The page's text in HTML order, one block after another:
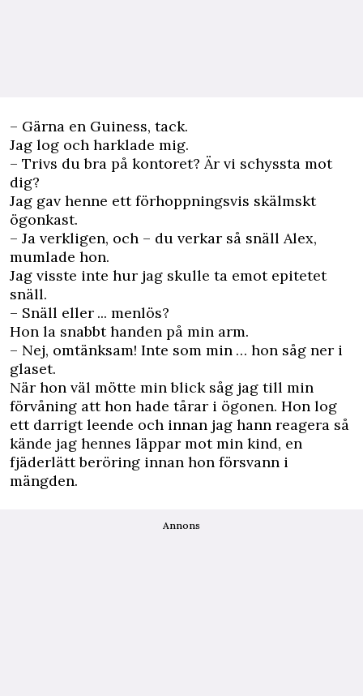
– Gärna en Guiness, tack.
Jag log och harklade mig.
– Trivs du bra på kontoret? Är vi schyssta mot
dig?
Jag gav henne ett förhoppningsvis skälmskt
ögonkast.
– Ja verkligen, och – du verkar så snäll Alex,
mumlade hon.
Jag visste inte hur jag skulle ta emot epitetet
snäll.
– Snäll eller ... menlös?
Hon la snabbt handen på min arm.
– Nej, omtänksam! Inte som min … hon såg ner i
glaset.
När hon väl mötte min blick såg jag till min
förvåning att hon hade tårar i ögonen. Hon log
ett darrigt leende och innan jag hann reagera så
kände jag hennes läppar mot min kind, en
fjäderlätt beröring innan hon försvann i
mängden.
Annons